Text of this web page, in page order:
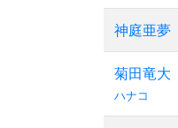
神庭亜夢
菊田竜大
ハナコ